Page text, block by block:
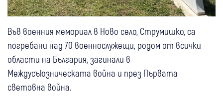
Във военния мемориал в Ново село, Струмишко, са
погребани над 70 военнослужещи, родом от всички
области на България, загинали в
Междусъюзническата война и през Първата
световна война.